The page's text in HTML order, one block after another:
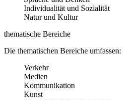
Individualität und Sozialität
Natur und Kultur
thematische Bereiche
Die thematischen Bereiche umfassen:
Verkehr
Medien
Kommunikation
Kunst